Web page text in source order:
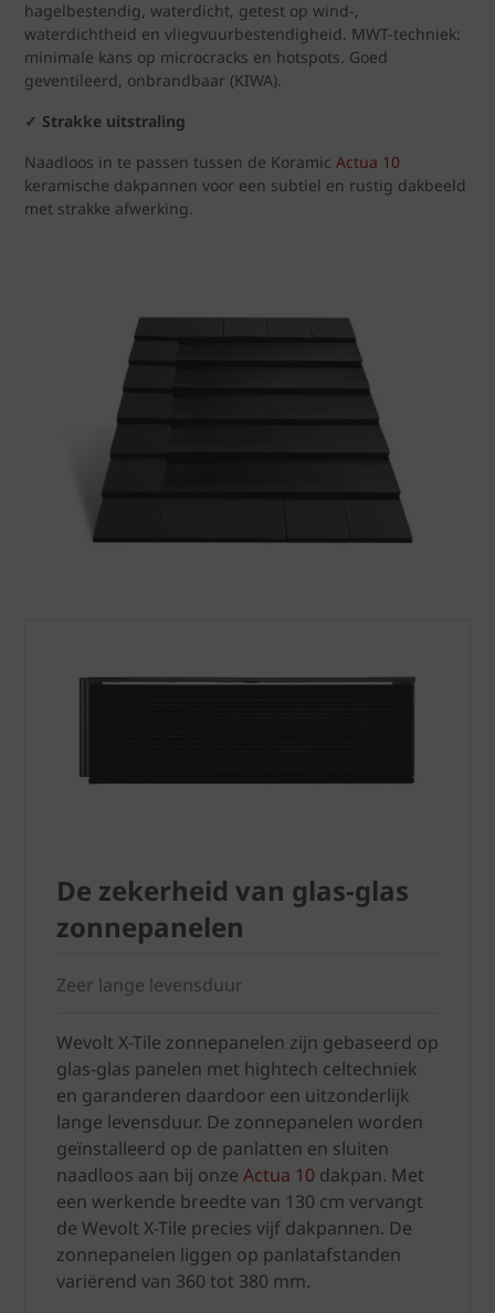
hagelbestendig, waterdicht, getest op wind-,
waterdichtheid en vliegvuurbestendigheid. MWT-techniek:
minimale kans op microcracks en hotspots. Goed
geventileerd, onbrandbaar (KIWA).
✓ Strakke uitstraling
Naadloos in te passen tussen de Koramic Actua 10
keramische dakpannen voor een subtiel en rustig dakbeeld
met strakke afwerking.
De zekerheid van glas-glas
zonnepanelen
Zeer lange levensduur
Wevolt X-Tile zonnepanelen zijn gebaseerd op
glas-glas panelen met hightech celtechniek
en garanderen daardoor een uitzonderlijk
lange levensduur. De zonnepanelen worden
geïnstalleerd op de panlatten en sluiten
naadloos aan bij onze Actua 10 dakpan. Met
een werkende breedte van 130 cm vervangt
de Wevolt X-Tile precies vijf dakpannen. De
zonnepanelen liggen op panlatafstanden
variërend van 360 tot 380 mm.